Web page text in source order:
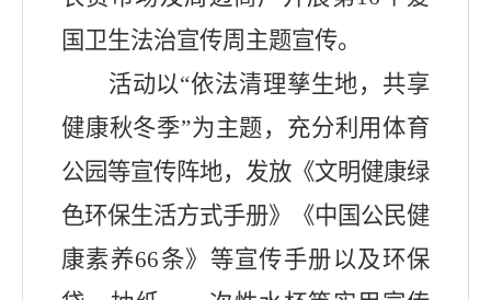
国卫生法治宣传周主题宣传。
活动以“依法清理孳生地，共享
健康秋冬季”为主题，充分利用体育
公园等宣传阵地，发放 《文明健康绿
色环保生活方式手册》《中国公民健
康素养66条》等宣传手册以及环保